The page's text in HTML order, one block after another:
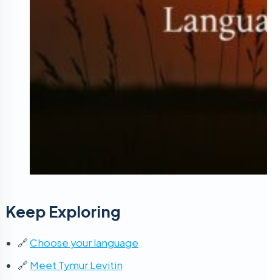
Keep Exploring
🔗Choose your language
🔗 Meet Tymur Levitin